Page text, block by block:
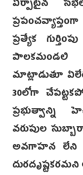
ఏర్పాటైన
ప్రత్యేక
పాలకమండలి
మాట్లాడుతూ
30లోగా
ప్రభుత్వాన్ని
వరుపుల
అవగాహన లేని
దురదృష్టకరమని